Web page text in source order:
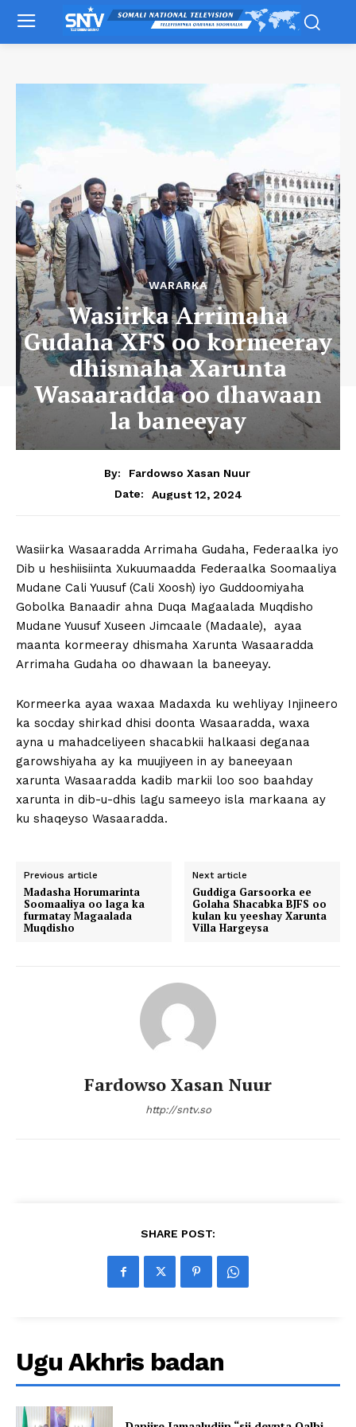
WARARKA
Wasiirka Arrimaha
Gudaha XFS oo kormeeray
dhismaha Xarunta
Wasaaradda oo dhawaan
la baneeyay
By:
Fardowso Xasan Nuur
Date:
August 12, 2024
Wasiirka Wasaaradda Arrimaha Gudaha, Federaalka iyo
Dib u heshiisiinta Xukuumaadda Federaalka Soomaaliya
Mudane Cali Yuusuf (Cali Xoosh) iyo Guddoomiyaha
Gobolka Banaadir ahna Duqa Magaalada Muqdisho
Mudane Yuusuf Xuseen Jimcaale (Madaale), ayaa
maanta kormeeray dhismaha Xarunta Wasaaradda
Arrimaha Gudaha oo dhawaan la baneeyay.
Kormeerka ayaa waxaa Madaxda ku wehliyay Injineero
ka socday shirkad dhisi doonta Wasaaradda, waxa
ayna u mahadceliyeen shacabkii halkaasi deganaa
garowshiyaha ay ka muujiyeen in ay baneeyaan
xarunta Wasaaradda kadib markii loo soo baahday
xarunta in dib-u-dhis lagu sameeyo isla markaana ay
ku shaqeyso Wasaaradda.
Previous article
Madasha Horumarinta
Soomaaliya oo laga ka
furmatay Magaalada
Muqdisho
Next article
Guddiga Garsoorka ee
Golaha Shacabka BJFS oo
kulan ku yeeshay Xarunta
Villa Hargeysa
Fardowso Xasan Nuur
http://sntv.so
SHARE POST:
Ugu Akhris badan